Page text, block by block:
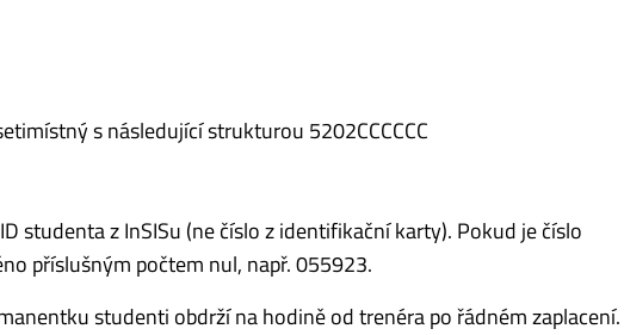
s následující strukturou 5202CCCCCC
studenta z InSISu (ne číslo z identifikační karty). Pokud je číslo
příslušným počtem nul, např. 055923.
studenti obdrží na hodině od trenéra po řádném zaplacení.